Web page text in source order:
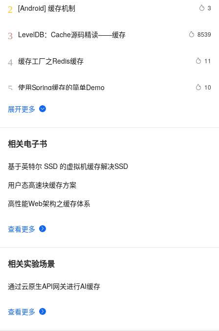
2 [Android] 缓存机制 3
3 LevelDB：Cache源码精读——缓存 8539
4 缓存工厂之Redis缓存 11
5 使用Spring缓存的简单Demo 10
6 从无到有的升级-缓存
7 图片缓存优化
8 应对Memcached缓存失效，导致高并发查询DB的四种思
在CSDN上和别人的争论）
相关电子书
查看更多
基于英特尔 SSD 的虚拟机缓存解决SSD
用户态高速块缓存方案
高性能Web架构之缓存体系
相关实验场景
查看更多
通过云原生API网关进行AI缓存